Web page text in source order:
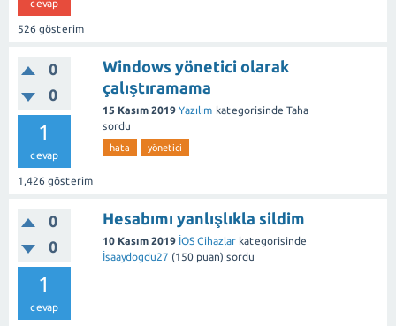
cevap
526 gösterim
0
0
1
cevap
1,426 gösterim
Windows yönetici olarak
çalıştıramama
15 Kasım 2019 Yazılım kategorisinde Taha
sordu
hata yönetici
0
0
1
cevap
Hesabımı yanlışlıkla sildim
10 Kasım 2019 İOS Cihazlar kategorisinde
İsaaydogdu27 (150 puan) sordu